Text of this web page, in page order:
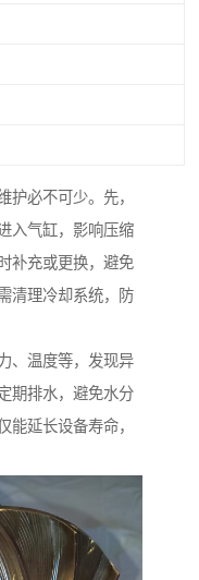
护必不可少。先，
入气缸，影响压缩
补充或更换，避免
清理冷却系统，防
、温度等，发现异
期排水，避免水分
能延长设备寿命，